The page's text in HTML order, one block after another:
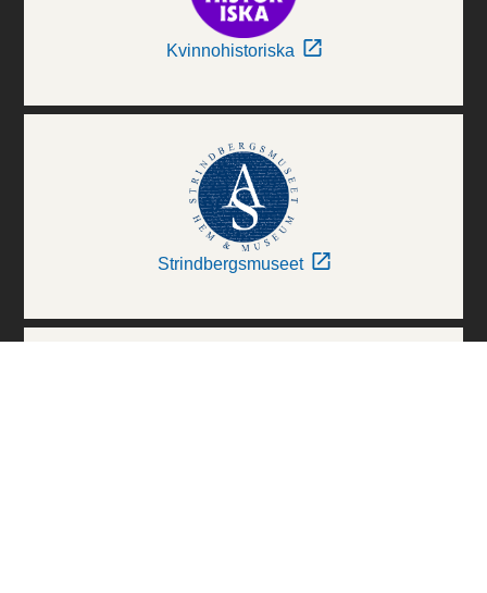
Kvinnohistoriska
Strindbergsmuseet